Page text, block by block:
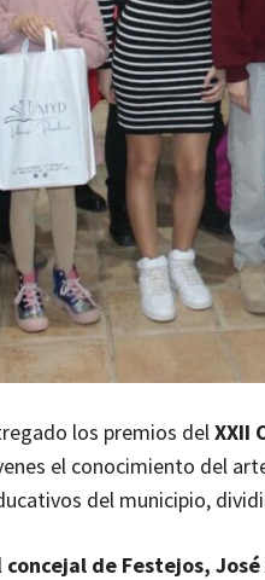
los premios delXXII
el conocimiento del
del municipio,
concejal de Festejos,